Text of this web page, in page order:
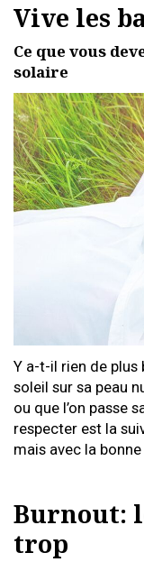
Vive les
Ce que vous
solaire
Y a-t-il rien de plus
soleil sur sa peau
ou que l’on passe
respecter est la
mais avec la
Burnout:
trop